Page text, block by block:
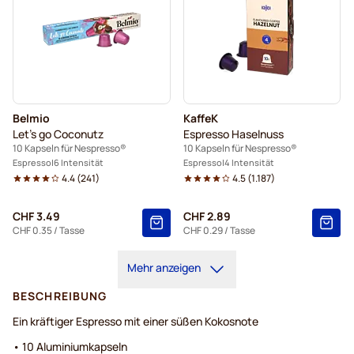
Belmio
Let's go Coconutz
10 Kapseln für Nespresso®
Espresso 6 Intensität
4.4(241)
CHF 3.49
CHF 0.35/ Tasse
KaffeK
Espresso Haselnuss
10 Kapseln für Nespresso®
Espresso 4 Intensität
4.5(1.187)
CHF 2.89
CHF 0.29/ Tasse
Mehr anzeigen
BESCHREIBUNG
Ein kräftiger Espresso mit einer süßen Kokosnote
• 10 Aluminiumkapseln